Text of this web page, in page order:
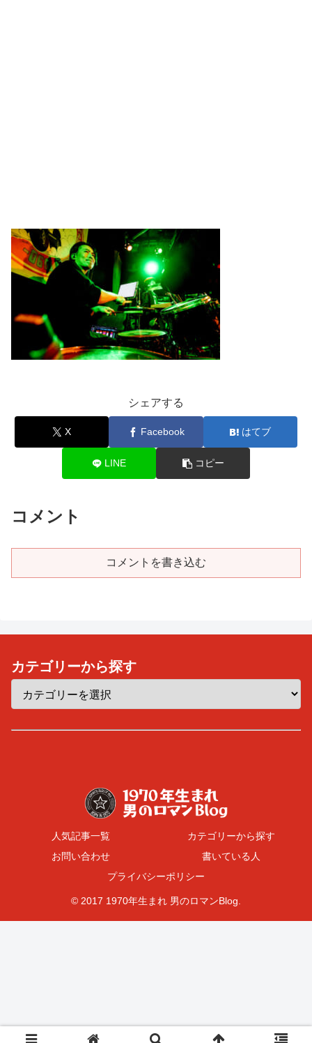
シェアする
X Facebook はてブ
LINE コピー
コメント
コメントを書き込む
カテゴリーから探す
人気記事一覧
カテゴリーから探す
お問い合わせ
書いている人
プライバシーポリシー
© 2017 1970年生まれ 男のロマンBlog.